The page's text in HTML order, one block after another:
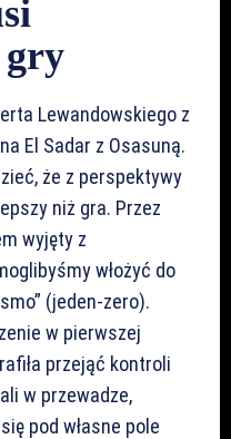
Lewandowskiego z
El Sadar z Osasuną.
że z perspektywy
niż gra. Przez
wyjęty z
włożyć do
(jeden-zero).
w pierwszej
przejąć kontroli
w przewadze,
pod własne pole